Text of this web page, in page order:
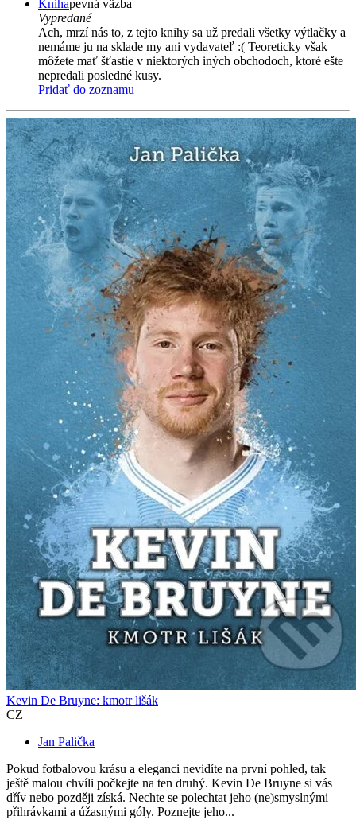
Knihapevná väzba
Vypredané
Ach, mrzí nás to, z tejto knihy sa už predali všetky výtlačky a
nemáme ju na sklade my ani vydavateľ :( Teoreticky však
môžete mať šťastie v niektorých iných obchodoch, ktoré ešte
nepredali posledné kusy.
Pridať do zoznamu
Kevin De Bruyne: kmotr lišák
CZ
Jan Palička
Pokud fotbalovou krásu a eleganci nevidíte na první pohled, tak
ještě malou chvíli počkejte na ten druhý. Kevin De Bruyne si vás
dřív nebo později získá. Nechte se polechtat jeho (ne)smyslnými
přihrávkami a úžasnými góly. Poznejte jeho...